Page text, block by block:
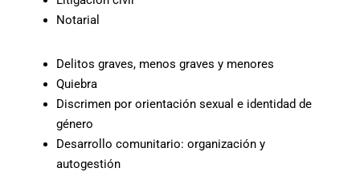
Notarial
Delitos graves, menos graves y menores
Quiebra
Discrimen por orientación sexual e identidad de
género
Desarrollo comunitario: organización y
autogestión